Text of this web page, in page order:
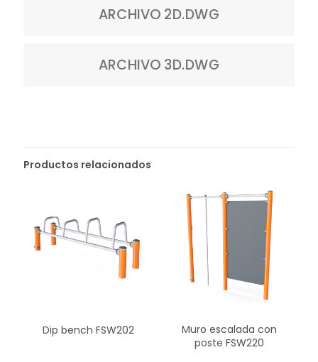
ARCHIVO 2D.DWG
ARCHIVO 3D.DWG
Productos relacionados
Dip bench FSW202
Muro escalada con
poste FSW220